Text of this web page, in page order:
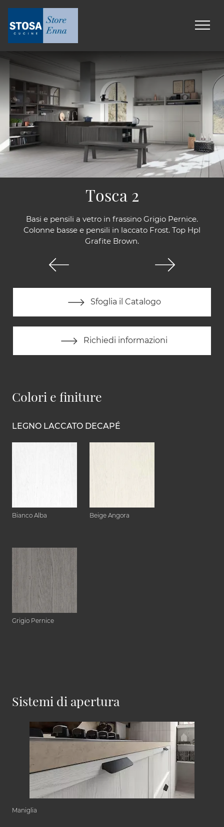
Basi e pensili a vetro in frassino Grigio Pernice.
Colonne basse e pensili in laccato Frost. Top Hpl
Grafite Brown.
Sfoglia il Catalogo
Richiedi informazioni
Tosca 2
Colori e finiture
LEGNO LACCATO DECAPÉ
Bianco Alba Beige Angora
Grigio Pernice
Sistemi di apertura
Maniglia